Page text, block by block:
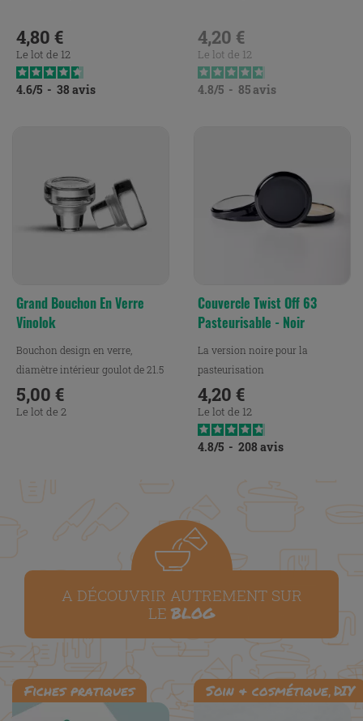
Prix
4,80 €
Le lot de 12
4.6/5 - 38 avis
Prix
4,20 €
Le lot de 12
4.8/5 - 85avis
Grand Bouchon En Verre
Vinolok
Bouchon design en verre,
diamètre intérieur goulot de 21.5
mm.
Prix
5,00 €
Le lot de 2
Couvercle Twist Off 63
Pasteurisable - Noir
La version noire pour la
pasteurisation
Prix
4,20 €
Le lot de 12
4.8/5 - 208 avis
A DÉCOUVRIR AUTREMENT SUR
LEBLOG
Fiches pratiques Soin & cosmétique,DIY